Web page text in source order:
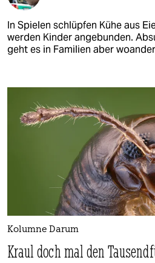
In Spielen schlüpfen Kühe aus
werden Kinder angebunden.
geht es in Familien aber
Kolumne Darum
Kraul doch mal den